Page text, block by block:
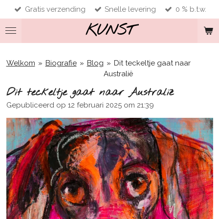
direct
naar
de
KUNST
Gratis verzending Snelle levering 0 % b.t.w.
Welkom » Biografie » Blog » Dit teckeltje gaat naar
Australië
Dit teckeltje gaat naar Australië
Gepubliceerd op 12 februari 2025 om 21:39